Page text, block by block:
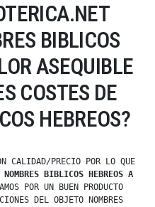
BIBLICOS
ASEQUIBLE
COSTES DE
HEBREOS?
CALIDAD/PRECIO POR LO QUE
NOMBRES BIBLICOS HEBREOS A
POR UN BUEN PRODUCTO
DEL OBJETO NOMBRES